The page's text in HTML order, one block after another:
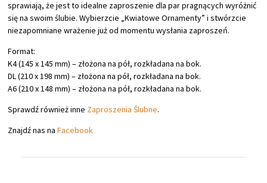
sprawiają, że jest to idealne zaproszenie dla par pragnących wyróżnić
się na swoim ślubie. Wybierzcie „Kwiatowe Ornamenty” i stwórzcie
niezapomniane wrażenie już od momentu wysłania zaproszeń.
Format:
K4 (145 x 145 mm) – złożona na pół, rozkładana na bok.
DL (210 x 198 mm) – złożona na pół, rozkładana na bok.
A6 (210 x 148 mm) – złożona na pół, rozkładana na bok.
Sprawdź również inne Zaproszenia Ślubne.
Znajdź nas naFacebook